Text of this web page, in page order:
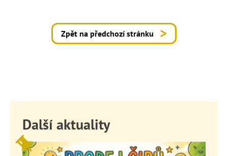
Zpět na předchozí stránku
Další aktuality